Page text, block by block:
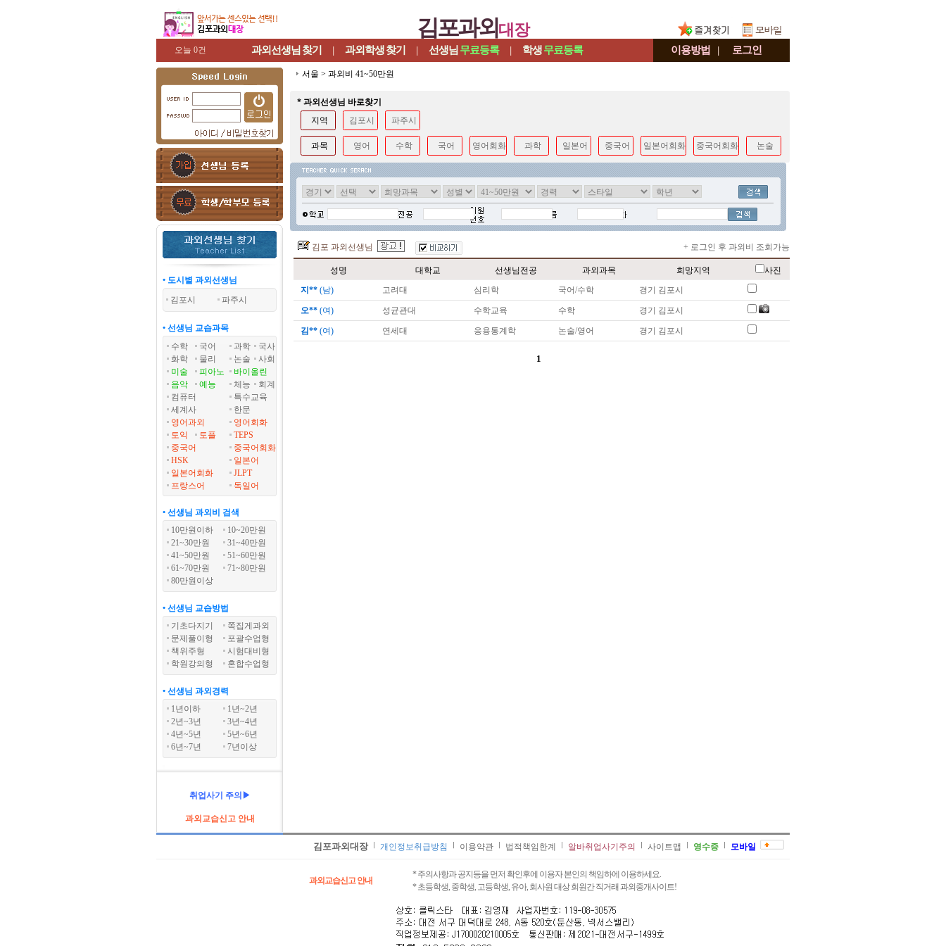
김포과외 대장
오늘 0건 과외선생님 찾기 | 과외학생찾기 | 선생님 무료등록 | 학생무료등록 이용방법 | 로그인
• 도시별 과외선생님
김포시
파주시
• 선생님 교습과목
수학
국어 과학
국사
화학
물리 논술
사회
미술
피아노
바이올린
음악
예능 체능
회계
컴퓨터
특수교육
세계사
한문
영어과외
영어회화
토익
토플
TEPS
중국어
중국어회화
HSK
일본어
일본어회화
JLPT
프랑스어
독일어
• 선생님 과외비 검색
10만원이하
10~20만원
21~30만원
31~40만원
41~50만원
51~60만원
61~70만원
71~80만원
80만원이상
• 선생님 교습방법
기초다지기
쪽집게과외
문제풀이형
포괄수업형
책위주형
시험대비형
학원강의형
혼합수업형
• 선생님 과외경력
1년이하
1년~2년
2년~3년
3년~4년
4년~5년
5년~6년
6년~7년
7년이상
취업사기 주의▶
과외교습신고 안내
서울 > 과외비 41~50만원
* 과외선생님 바로찾기
지역
김포시 파주시
과목 영어 수학 국어 영어회화 과학 일본어 중국어 일본어회화 중국어회화 논술
김포 과외선생님 + 로그인 후 과외비 조회가능
성명 대학교 선생님전공 과외과목 희망지역
사진
지** (남) 고려대 심리학 국어/수학 경기 김포시
오** (여) 성균관대 수학교육 수학 경기 김포시
김** (여) 연세대 응용통계학 논술/영어 경기 김포시
1
김포과외대장 개인정보취급방침 이용약관 법적책임한계 알바취업사기주의 사이트맵 영수증 모바일
과외교습신고 안내
* 주의사항과 공지등을 먼저 확인후에 이용자 본인의 책임하에 이용하세요.
* 초등학생, 중학생, 고등학생, 유아, 회사원 대상 회원간 직거래 과외중개사이트!